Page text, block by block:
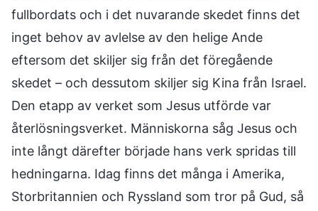
fullbordats och i det nuvarande skedet finns det
inget behov av avlelse av den helige Ande
eftersom det skiljer sig från det föregående
skedet – och dessutom skiljer sig Kina från Israel.
Den etapp av verket som Jesus utförde var
återlösningsverket. Människorna såg Jesus och
inte långt därefter började hans verk spridas till
hedningarna. Idag finns det många i Amerika,
Storbritannien och Ryssland som tror på Gud, så